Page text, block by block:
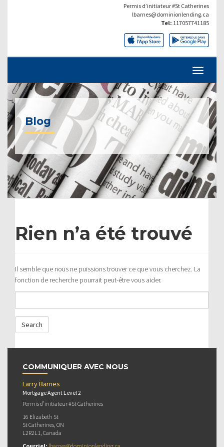
Permis d’initiateur #St Catherines
lbarnes@dominionlending.ca
Tel: 117057741185
Blog
Rien n’a été trouvé
Il semble que nous ne puissions trouver ce que vous cherchez. La
fonction de recherche pourrait peut-être vous aider.
COMMUNIQUER AVEC NOUS
Larry Barnes
Mortgage Agent Level 2
Permis d’initiateur #St Catherines
16 Elizabeth St
St Catherines, ON
L2R2L1, Canada